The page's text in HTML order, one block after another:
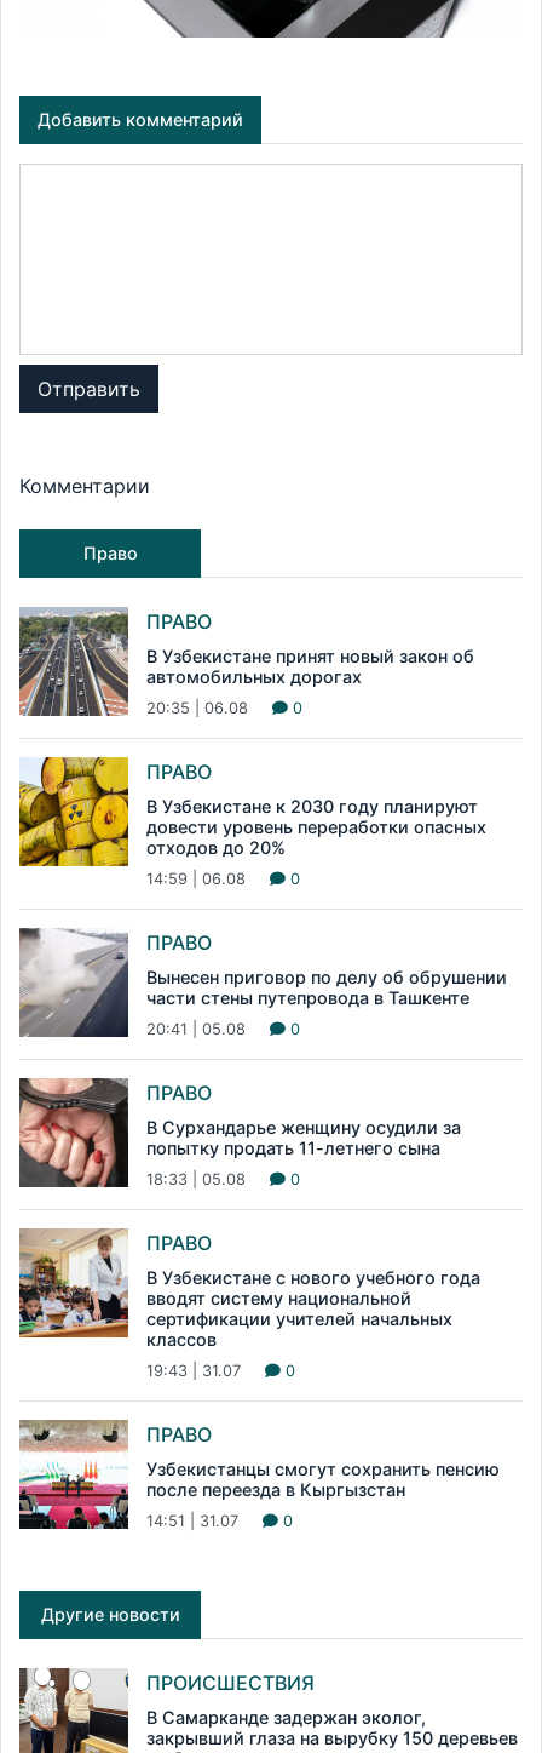
Добавить комментарий
Отправить
Комментарии
Право
ПРАВО
В Узбекистане принят новый закон об
автомобильных дорогах
20:35 | 06.08 0
ПРАВО
В Узбекистане к 2030 году планируют
довести уровень переработки опасных
отходов до 20%
14:59 | 06.08 0
ПРАВО
Вынесен приговор по делу об обрушении
части стены путепровода в Ташкенте
20:41 | 05.08 0
ПРАВО
В Сурхандарье женщину осудили за
попытку продать 11-летнего сына
18:33 | 05.08 0
ПРАВО
В Узбекистане с нового учебного года
вводят систему национальной
сертификации учителей начальных
классов
19:43 | 31.07 0
ПРАВО
Узбекистанцы смогут сохранить пенсию
после переезда в Кыргызстан
14:51 | 31.07 0
Другие новости
ПРОИСШЕСТВИЯ
В Самарканде задержан эколог,
закрывший глаза на вырубку 150 деревьев